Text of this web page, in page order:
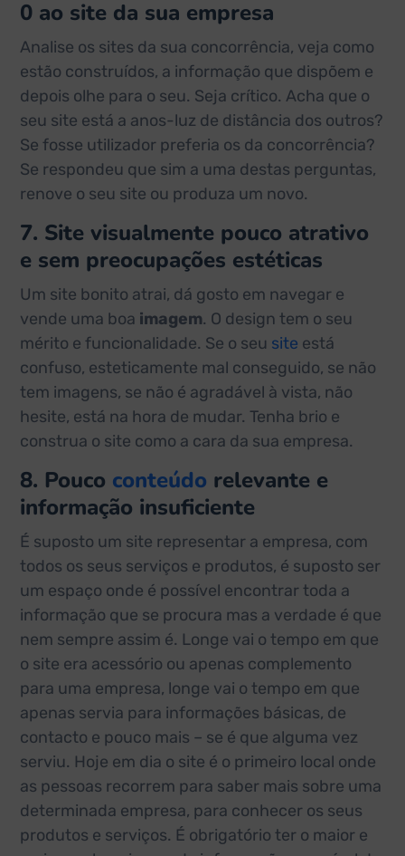
0 ao site da sua empresa
Analise os sites da sua concorrência, veja como
estão construídos, a informação que dispõem e
depois olhe para o seu. Seja crítico. Acha que o
seu site está a anos-luz de distância dos outros?
Se fosse utilizador preferia os da concorrência?
Se respondeu que sim a uma destas perguntas,
renove o seu site ou produza um novo.
7. Site visualmente pouco atrativo
e sem preocupações estéticas
Um site bonito atrai, dá gosto em navegar e
vende uma boa imagem. O design tem o seu
mérito e funcionalidade. Se o seu site está
confuso, esteticamente mal conseguido, se não
tem imagens, se não é agradável à vista, não
hesite, está na hora de mudar. Tenha brio e
construa o site como a cara da sua empresa.
8. Pouco conteúdo relevante e
informação insuficiente
É suposto um site representar a empresa, com
todos os seus serviços e produtos, é suposto ser
um espaço onde é possível encontrar toda a
informação que se procura mas a verdade é que
nem sempre assim é. Longe vai o tempo em que
o site era acessório ou apenas complemento
para uma empresa, longe vai o tempo em que
apenas servia para informações básicas, de
contacto e pouco mais – se é que alguma vez
serviu. Hoje em dia o site é o primeiro local onde
as pessoas recorrem para saber mais sobre uma
determinada empresa, para conhecer os seus
produtos e serviços. É obrigatório ter o maior e